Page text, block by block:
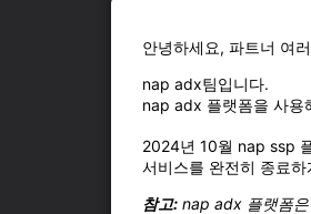
안녕하세요, 파트너 여
nap adx팀입니다.
nap adx 플랫폼을 사용
2024년 10월 nap ssp
서비스를 완전히 종료
참고: nap adx 플랫폼은